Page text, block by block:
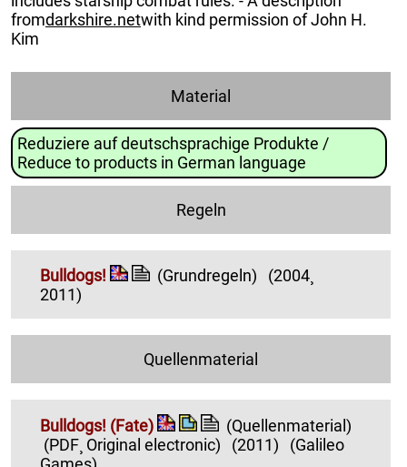
fromdarkshire.netwith kind permission of John H.
Kim
Material
Reduziere auf deutschsprachige Produkte /
Reduce to products in German language
Regeln
Bulldogs! (Grundregeln)
(2004¸
2011)
Quellenmaterial
Bulldogs! (Fate)
(Quellenmaterial)
(PDF¸ Original electronic)
(2011)
(Galileo